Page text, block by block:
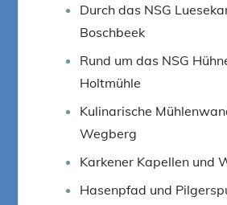
Durch das NSG
Boschbeek
Rund um das NSG
Holtmühle
Kulinarische
Wegberg
Karkener Kapellen und
Hasenpfad und